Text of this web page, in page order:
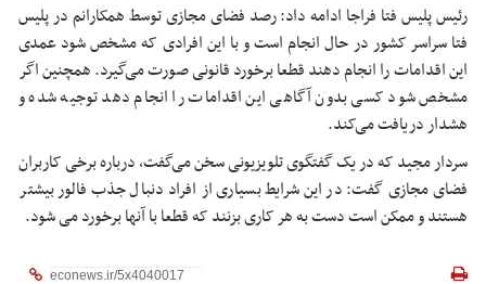
رئیس پلیس فتا فراجا ادامه داد: رصد فضای مجازی توسط همکارانم در پلیس
فتا سراسر کشور در حال انجام است و با این افرادی که مشخص شود عمدی
این اقدامات را انجام دهند قطعا برخورد قانونی صورت می‌گیرد. همچنین اگر
مشخص شود کسی بدون آگاهی این اقدامات را انجام دهد توجیه شده و
هشدار دریافت می‌کند.
سردار مجید که در یک گفتگوی تلویزیونی سخن می‌گفت، درباره برخی کاربران
فضای مجازی گفت: در این شرایط بسیاری از افراد دنبال جذب فالور بیشتر
هستند و ممکن است دست به هر کاری بزنند که قطعا با آنها برخورد می شود.